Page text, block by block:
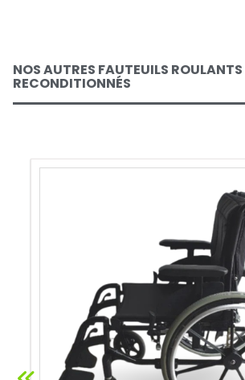
NOS AUTRES FAUTEUILS
RECONDITIONNÉS